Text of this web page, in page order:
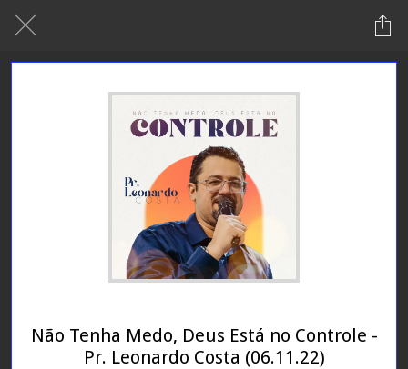
Não Tenha Medo, Deus Está no Controle -
Pr. Leonardo Costa (06.11.22)